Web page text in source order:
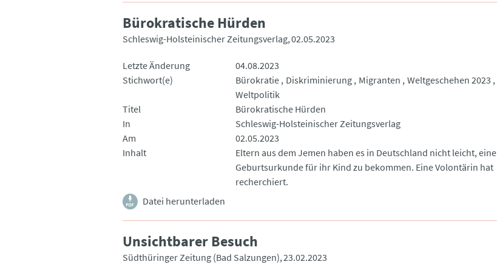
Bürokratische Hürden
Schleswig-Holsteinischer Zeitungsverlag 02.05.2023
Letzte Änderung
04.08.2023
Stichwort(e)
Bürokratie Diskriminierung Migranten Weltgeschehen 2023
Weltpolitik
Titel
Bürokratische Hürden
In
Schleswig-Holsteinischer Zeitungsverlag
Am
02.05.2023
Inhalt
Eltern aus dem Jemen haben es in Deutschland nicht leicht, eine
Geburtsurkunde für ihr Kind zu bekommen. Eine Volontärin hat
recherchiert.
Datei herunterladen
Unsichtbarer Besuch
Südthüringer Zeitung (Bad Salzungen) 23.02.2023